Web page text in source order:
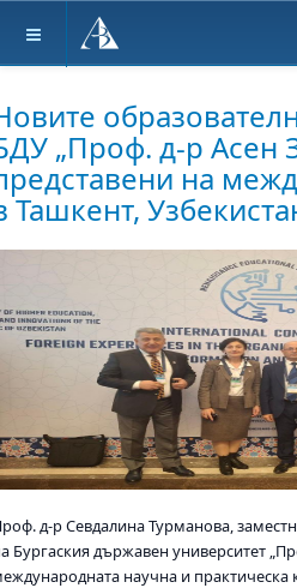
„Проф. д-р Асен
на
Ташкент,
д-р Севдалина Турманова,
Бургаския държавен университет
научна и практическа